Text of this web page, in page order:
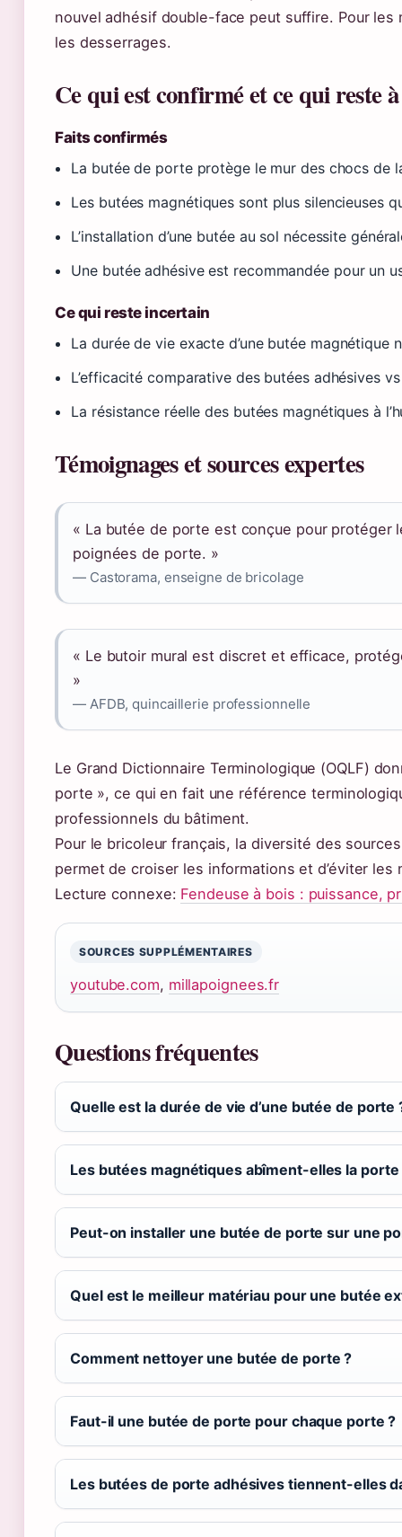
nouvel adhésif double-face peut suffire. Pour
les desserrages.
Ce qui est confirmé et ce qui reste
Faits confirmés
La butée de porte protège le mur des chocs de
Les butées magnétiques sont plus silencieuses
L’installation d’une butée au sol nécessite
Une butée adhésive est recommandée pour un
Ce qui reste incertain
La durée de vie exacte d’une butée magnétique
L’efficacité comparative des butées adhésives
La résistance réelle des butées magnétiques à
Témoignages et sources expertes
« La butée de porte est conçue pour protéger
poignées de porte. »
— Castorama, enseigne de bricolage
« Le butoir mural est discret et efficace,
»
— AFDB, quincaillerie professionnelle
Le Grand Dictionnaire Terminologique (OQLF)
porte », ce qui en fait une référence
professionnels du bâtiment.
Pour le bricoleur français, la diversité des
permet de croiser les informations et d’éviter les
Lecture connexe: Fendeuse à bois : puissance,
SOURCES SUPPLÉMENTAIRES
youtube.com, millapoignees.fr
Questions fréquentes
Quelle est la durée de vie d’une butée de porte
Les butées magnétiques abîment-elles la porte
Peut-on installer une butée de porte sur une
Quel est le meilleur matériau pour une butée
Comment nettoyer une butée de porte ?
Faut-il une butée de porte pour chaque porte ?
Les butées de porte adhésives tiennent-elles